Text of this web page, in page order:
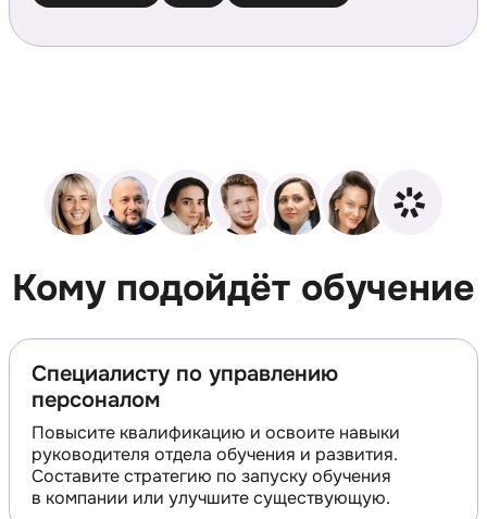
Кому подойдёт обучение
Специалисту по управлению
персоналом
Повысите квалификацию и освоите навыки
руководителя отдела обучения и развития.
Составите стратегию по запуску обучения
в компании или улучшите существующую.